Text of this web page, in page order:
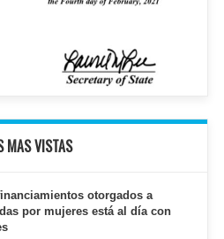
MAS VISTAS
otorgados a
por mujeres está al día con